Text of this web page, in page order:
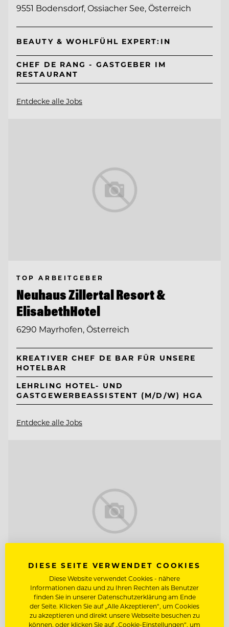
9551 Bodensdorf, Ossiacher See, Österreich
BEAUTY & WOHLFÜHL EXPERT:IN
CHEF DE RANG - GASTGEBER IM
RESTAURANT
Entdecke alle Jobs
TOP ARBEITGEBER
Neuhaus Zillertal Resort &
ElisabethHotel
6290 Mayrhofen, Österreich
KREATIVER CHEF DE BAR FÜR UNSERE
HOTELBAR
LEHRLING HOTEL- UND
GASTGEWERBEASSISTENT (M/D/W) HGA
Entdecke alle Jobs
TOP ARBEITGEBER
Lehrieder Catering-Party-Service
DIESE SEITE VERWENDET COOKIES
Diese Website verwendet Cookies - nähere
Informationen dazu und zu Ihren Rechten als Benutzer
finden Sie in unserer Datenschutzerklärung am Ende
der Seite. Klicken Sie auf „Alle Akzeptieren“, um Cookies
zu akzeptieren und direkt unsere Webseite besuchen zu
können, oder klicken Sie auf „Cookie-Einstellungen“, um